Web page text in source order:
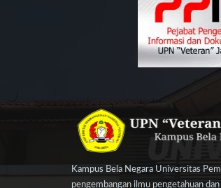
Kampus Bela Negara Universitas
pengembangan ilmu pengetahuan